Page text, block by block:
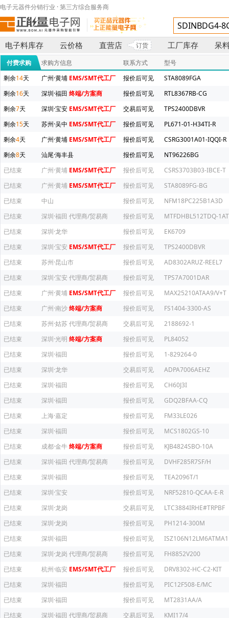
电子元器件分销行业 · 第三方综合服务商
电子料库存 云价格 直营店 订货 工厂库存 呆
付费求购 求购方信息 联系方式
型号
剩余14天 广州·黄埔 EMS/SMT代工厂 报价后可见
STA8089FGA
剩余16天 深圳·福田 终端/方案商 报价后可见
RTL8367RB-CG
剩余7天 深圳·宝安 EMS/SMT代工厂 交易后可见
TPS2400DBVR
剩余15天 苏州·吴中 EMS/SMT代工厂 报价后可见
PL671-01-H34TI-R
剩余4天 广州·黄埔 EMS/SMT代工厂 报价后可见
CSRG3001A01-IQQI-R
剩余8天 汕尾·海丰县 报价后可见
NT96226BG
已结束
广州·黄埔 EMS/SMT代工厂 报价后可见
CSRS3703B03-IBCE-T
已结束
广州·黄埔 EMS/SMT代工厂 报价后可见
STA8089FG-BG
已结束
中山 报价后可见
NFM18PC225B1A3D
已结束
深圳·福田 代理商/贸易商 报价后可见
MTFDHBL512TDQ-
已结束
深圳·龙华 报价后可见
EK6709
已结束
深圳·宝安 EMS/SMT代工厂 报价后可见
TPS2400DBVR
已结束
苏州·昆山市 报价后可见
AD8302ARUZ-REEL7
已结束
深圳·宝安 代理商/贸易商 报价后可见
TPS7A7001DAR
已结束
广州·黄埔 EMS/SMT代工厂 报价后可见
MAX25210ATAA9/V+T
已结束
广州·南沙终端/方案商 报价后可见
FS1404-3300-AS
已结束
苏州·姑苏代理商/贸易商 交易后可见
2188692-1
已结束
深圳·光明 终端/方案商 报价后可见
PL84052
已结束
深圳·福田 报价后可见
1-829264-0
已结束
深圳·龙华 交易后可见
ADPA7006AEHZ
已结束
深圳·福田 报价后可见
CH60J3I
已结束
深圳·福田 报价后可见
GDQ2BFAA-CQ
已结束
上海·嘉定 报价后可见
FM33LE026
已结束
深圳·福田 报价后可见
MCS1802GS-10
已结束
成都·金牛终端/方案商 报价后可见
KJB4824SBO-10A
已结束
深圳·福田 代理商/贸易商 报价后可见
DVHF285R7SF/H
已结束
深圳·福田 报价后可见
TEA2096T/1
已结束
深圳·宝安 报价后可见
NRF52810-QCAA-E-R
已结束
深圳·龙岗 交易后可见
LTC3884IRHE#TRPBF
已结束
深圳·龙岗 报价后可见
PH1214-300M
已结束
深圳·福田 报价后可见
ISZ106N12LM6ATMA1
已结束
深圳·龙岗 代理商/贸易商 报价后可见
FH8852V200
已结束
杭州·临安 EMS/SMT代工厂 报价后可见
DRV8302-HC-C2-KIT
已结束
深圳·福田 报价后可见
PIC12F508-E/MC
已结束
深圳·福田 报价后可见
MT2831AA/A
已结束
深圳·福田 代理商/贸易商 交易后可见
KMI17/4